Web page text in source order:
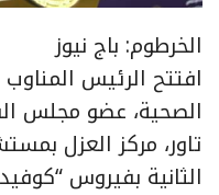
الخرطوم: باج نيوز
افتتح الرئيس المناوب
الصحية، عضو مجلس
تاور، مركز العزل